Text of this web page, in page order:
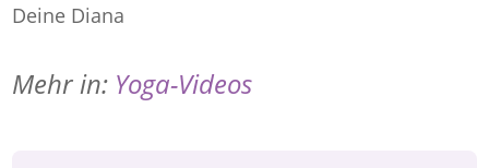
Deine Diana
Mehr in: Yoga-Videos